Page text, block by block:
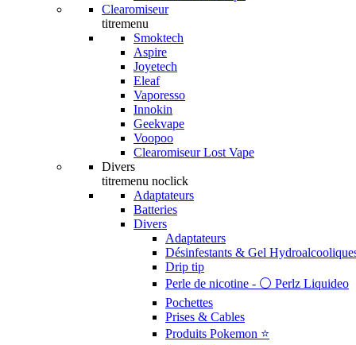
Clearomiseur
titremenu
Smoktech
Aspire
Joyetech
Eleaf
Vaporesso
Innokin
Geekvape
Voopoo
Clearomiseur Lost Vape
Divers
titremenu noclick
Adaptateurs
Batteries
Divers
Adaptateurs
Désinfestants & Gel
Drip tip
Perle de nicotine - ⚪️ Perlz Liquideo
Pochettes
Prises & Cables
Produits Pokemon ⭐️